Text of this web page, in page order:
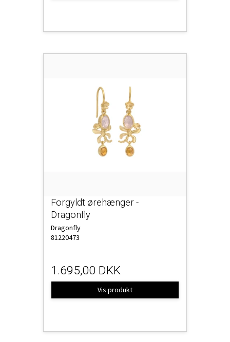
Forgyldt ørehænger -
Dragonfly
Dragonfly
81220473
1.695,00 DKK
Vis produkt